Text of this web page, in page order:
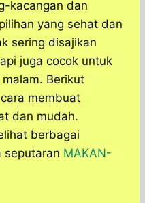
kacangan dan
yang sehat dan
sering disajikan
juga cocok untuk
​Berikut
membuat
dan mudah.​
berbagai
seputaran MAKAN-